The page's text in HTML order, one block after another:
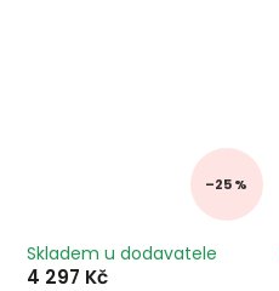
–25 %
Skladem u dodavatele
4 297 Kč